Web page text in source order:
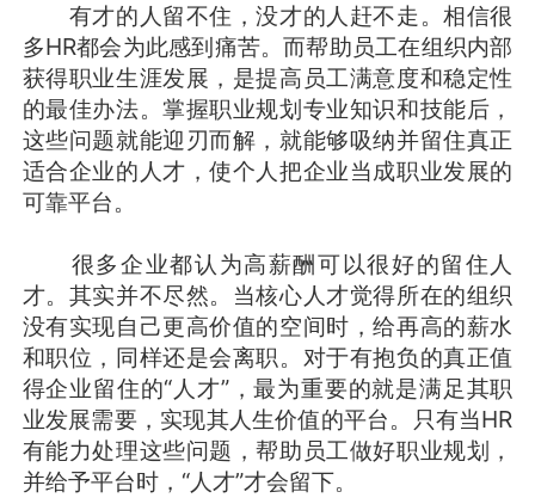
有才的人留不住，没才的人赶不走。相信很
多HR都会为此感到痛苦。而帮助员工在组织内部
获得职业生涯发展，是提高员工满意度和稳定性
的最佳办法。掌握职业规划专业知识和技能后，
这些问题就能迎刃而解，就能够吸纳并留住真正
适合企业的人才，使个人把企业当成职业发展的
可靠平台。
很多企业都认为高薪酬可以很好的留住人
才。其实并不尽然。当核心人才觉得所在的组织
没有实现自己更高价值的空间时，给再高的薪水
和职位，同样还是会离职。对于有抱负的真正值
得企业留住的“人才”，最为重要的就是满足其职
业发展需要，实现其人生价值的平台。只有当HR
有能力处理这些问题，帮助员工做好职业规划，
并给予平台时，“人才”才会留下。